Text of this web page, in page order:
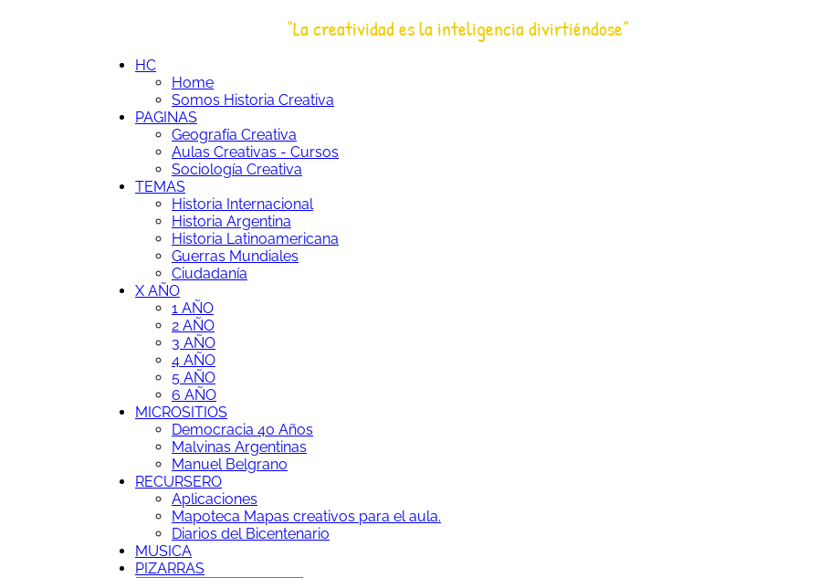
“La creatividad es la inteligencia divirtiéndose”
HC
Home
Somos Historia Creativa
PAGINAS
Geografía Creativa
Aulas Creativas - Cursos
Sociología Creativa
TEMAS
Historia Internacional
Historia Argentina
Historia Latinoamericana
Guerras Mundiales
Ciudadanía
X AÑO
1 AÑO
2 AÑO
3 AÑO
4 AÑO
5 AÑO
6 AÑO
MICROSITIOS
Democracia 40 Años
Malvinas Argentinas
Manuel Belgrano
RECURSERO
Aplicaciones
Mapoteca Mapas creativos para el aula.
Diarios del Bicentenario
MUSICA
PIZARRAS